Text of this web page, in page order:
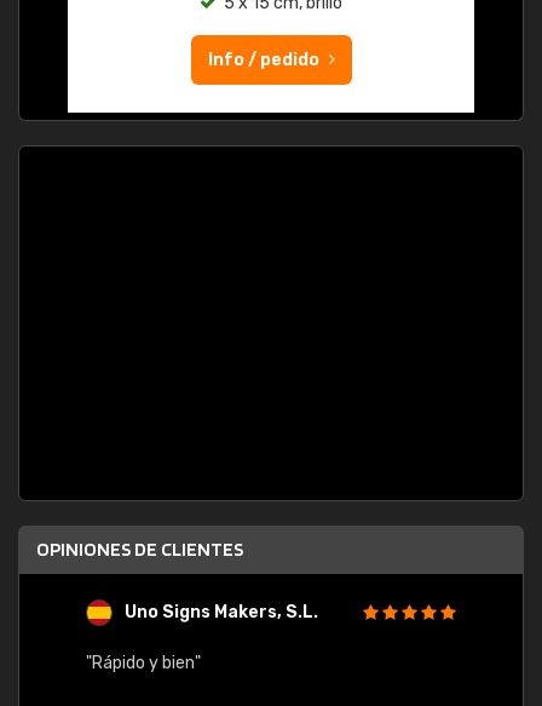
Info / pedido
OPINIONES DE CLIENTES
Uno Signs Makers, S.L.
"Rápido y bien"